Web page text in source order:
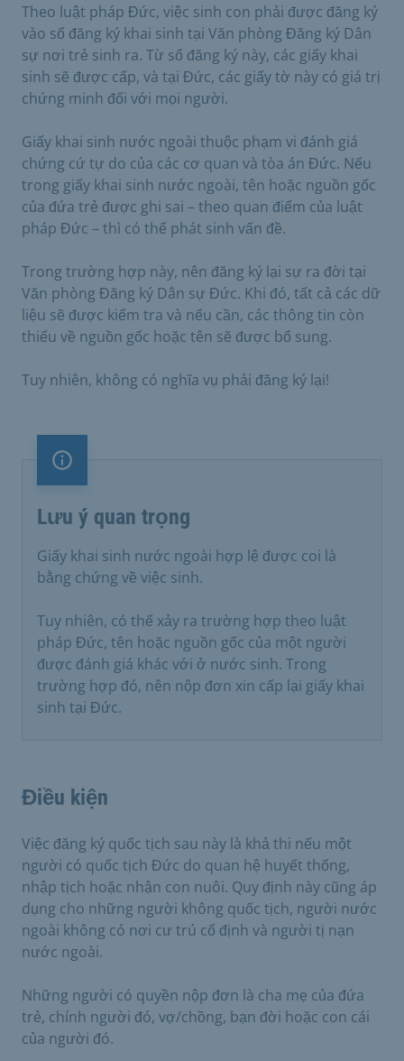
Theo luật pháp Đức, việc sinh con phải được đăng ký
vào sổ đăng ký khai sinh tại Văn phòng Đăng ký Dân
sự nơi trẻ sinh ra. Từ sổ đăng ký này, các giấy khai
sinh sẽ được cấp, và tại Đức, các giấy tờ này có giá trị
chứng minh đối với mọi người.
Giấy khai sinh nước ngoài thuộc phạm vi đánh giá
chứng cứ tự do của các cơ quan và tòa án Đức. Nếu
trong giấy khai sinh nước ngoài, tên hoặc nguồn gốc
của đứa trẻ được ghi sai – theo quan điểm của luật
pháp Đức – thì có thể phát sinh vấn đề.
Trong trường hợp này, nên đăng ký lại sự ra đời tại
Văn phòng Đăng ký Dân sự Đức. Khi đó, tất cả các dữ
liệu sẽ được kiểm tra và nếu cần, các thông tin còn
thiếu về nguồn gốc hoặc tên sẽ được bổ sung.
Tuy nhiên, không có nghĩa vụ phải đăng ký lại!
Lưu ý quan trọng
Lưu ý quan trọng
Giấy khai sinh nước ngoài hợp lệ được coi là
bằng chứng về việc sinh.
Tuy nhiên, có thể xảy ra trường hợp theo luật
pháp Đức, tên hoặc nguồn gốc của một người
được đánh giá khác với ở nước sinh. Trong
trường hợp đó, nên nộp đơn xin cấp lại giấy khai
sinh tại Đức.
Điều kiện
Việc đăng ký quốc tịch sau này là khả thi nếu một
người có quốc tịch Đức do quan hệ huyết thống,
nhập tịch hoặc nhận con nuôi. Quy định này cũng áp
dụng cho những người không quốc tịch, người nước
ngoài không có nơi cư trú cố định và người tị nạn
nước ngoài.
Những người có quyền nộp đơn là cha mẹ của đứa
trẻ, chính người đó, vợ/chồng, bạn đời hoặc con cái
của người đó.